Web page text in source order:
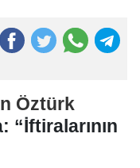
Öztürk
“İftiralarının